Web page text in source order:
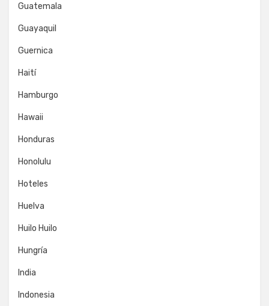
Guatemala
Guayaquil
Guernica
Haití
Hamburgo
Hawaii
Honduras
Honolulu
Hoteles
Huelva
Huilo Huilo
Hungría
India
Indonesia